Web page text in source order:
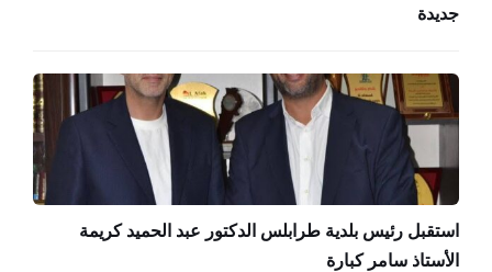
جديدة
استقبل رئيس بلدية طرابلس الدكتور عبد الحميد كريمة
الأستاذ سامر كبارة